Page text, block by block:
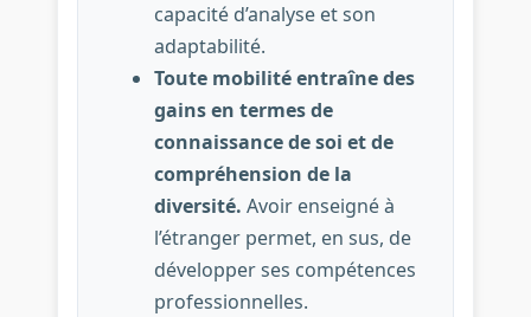
capacité d’analyse et son
adaptabilité.
Toute mobilité entraîne des
gains en termes de
connaissance de soi et de
compréhension de la
diversité. Avoir enseigné à
l’étranger permet, en sus, de
développer ses compétences
professionnelles.